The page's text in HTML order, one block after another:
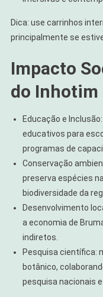
Dica: use carrinhos
principalmente se
Impacto
do Inhotim
Educação e
educativos para
programas de
Conservação
preserva espécies
biodiversidade da
Desenvolvimento
a economia de
indiretos.
Pesquisa científica:
botânico,
pesquisa nacionais